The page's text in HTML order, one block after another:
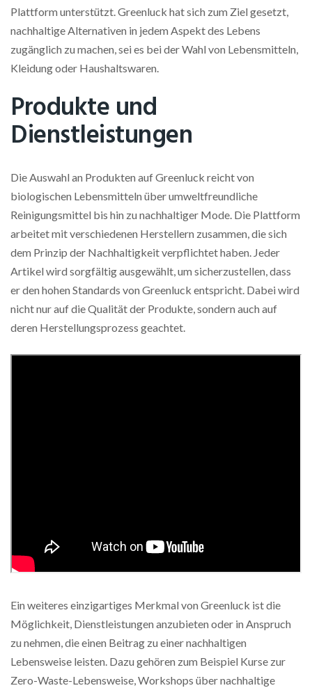
Plattform unterstützt. Greenluck hat sich zum Ziel gesetzt,
nachhaltige Alternativen in jedem Aspekt des Lebens
zugänglich zu machen, sei es bei der Wahl von Lebensmitteln,
Kleidung oder Haushaltswaren.
Produkte und
Dienstleistungen
Die Auswahl an Produkten auf Greenluck reicht von
biologischen Lebensmitteln über umweltfreundliche
Reinigungsmittel bis hin zu nachhaltiger Mode. Die Plattform
arbeitet mit verschiedenen Herstellern zusammen, die sich
dem Prinzip der Nachhaltigkeit verpflichtet haben. Jeder
Artikel wird sorgfältig ausgewählt, um sicherzustellen, dass
er den hohen Standards von Greenluck entspricht. Dabei wird
nicht nur auf die Qualität der Produkte, sondern auch auf
deren Herstellungsprozess geachtet.
Ein weiteres einzigartiges Merkmal von Greenluck ist die
Möglichkeit, Dienstleistungen anzubieten oder in Anspruch
zu nehmen, die einen Beitrag zu einer nachhaltigen
Lebensweise leisten. Dazu gehören zum Beispiel Kurse zur
Zero-Waste-Lebensweise, Workshops über nachhaltige